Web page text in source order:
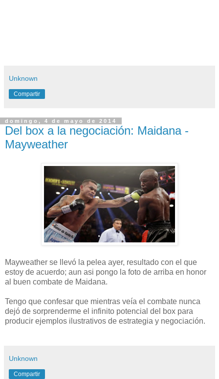
Unknown
Compartir
domingo, 4 de mayo de 2014
Del box a la negociación: Maidana -
Mayweather
Mayweather se llevó la pelea ayer, resultado con el que
estoy de acuerdo; aun asi pongo la foto de arriba en honor
al buen combate de Maidana.
Tengo que confesar que mientras veía el combate nunca
dejó de sorprenderme el infinito potencial del box para
producir ejemplos ilustrativos de estrategia y negociación.
Unknown
Compartir